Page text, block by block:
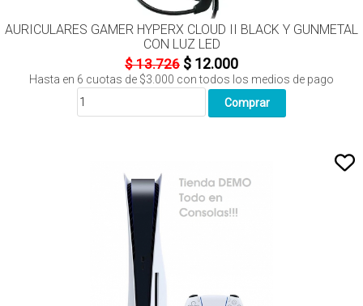
AURICULARES GAMER HYPERX CLOUD II BLACK Y GUNMETAL
CON LUZ LED
$ 13.726 $ 12.000
Hasta en 6 cuotas de $3.000 con todos los medios de pago